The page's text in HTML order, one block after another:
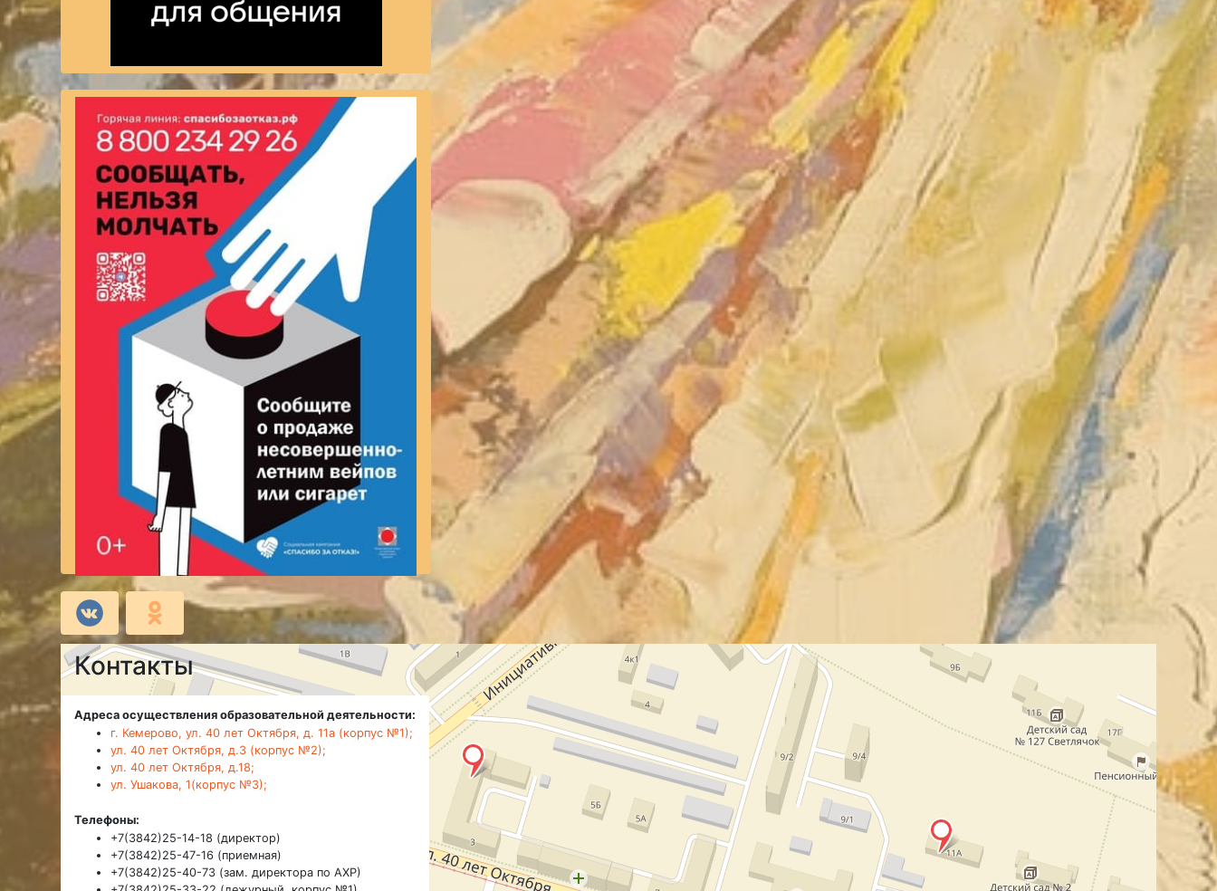
Контакты
Адреса осуществления образовательной деятельности:
г. Кемерово, ул. 40 лет Октября, д. 11а (корпус №1);
ул. 40 лет Октября, д.3 (корпус №2);
ул. 40 лет Октября, д.18;
ул. Ушакова, 1(корпус №3);
Телефоны:
+7(3842)25-14-18 (директор)
+7(3842)25-47-16 (приемная)
+7(3842)25-40-73 (зам. директора по АХР)